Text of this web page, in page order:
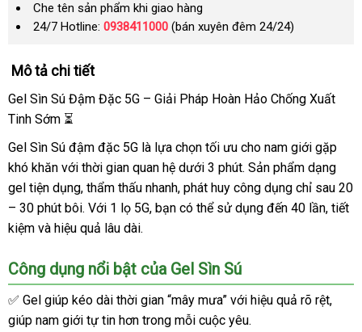
Che tên sản phẩm khi giao hàng
24/7 Hotline: 0938411000 (bán xuyên đêm 24/24)
Mô tả chi tiết
Gel Sìn Sú Đậm Đặc 5G – Giải Pháp Hoàn Hảo Chống Xuất
Tinh Sớm ⏳
Gel Sìn Sú đậm đặc 5G là lựa chọn tối ưu cho nam giới gặp
khó khăn với thời gian quan hệ dưới 3 phút. Sản phẩm dạng
gel tiện dụng, thẩm thấu nhanh, phát huy công dụng chỉ sau 20
– 30 phút bôi. Với 1 lọ 5G, bạn có thể sử dụng đến 40 lần, tiết
kiệm và hiệu quả lâu dài.
Công dụng nổi bật của Gel Sìn Sú
✅ Gel giúp kéo dài thời gian “mây mưa” với hiệu quả rõ rệt,
giúp nam giới tự tin hơn trong mỗi cuộc yêu.